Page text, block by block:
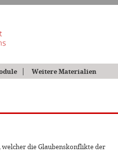
Weitere Materialien
welcher die Glaubenskonflikte der